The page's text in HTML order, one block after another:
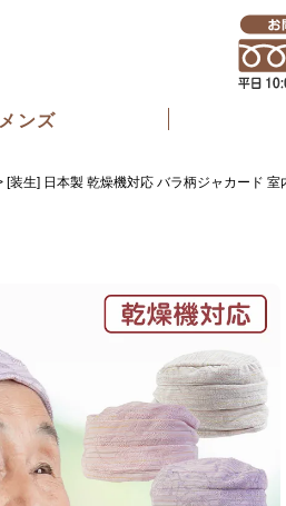
メンズ
[装生] 日本製 乾燥機対応 バラ柄ジャカード 室